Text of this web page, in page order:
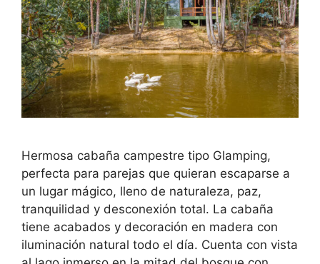
Hermosa cabaña campestre tipo Glamping,
perfecta para parejas que quieran escaparse a
un lugar mágico, lleno de naturaleza, paz,
tranquilidad y desconexión total. La cabaña
tiene acabados y decoración en madera con
iluminación natural todo el día. Cuenta con vista